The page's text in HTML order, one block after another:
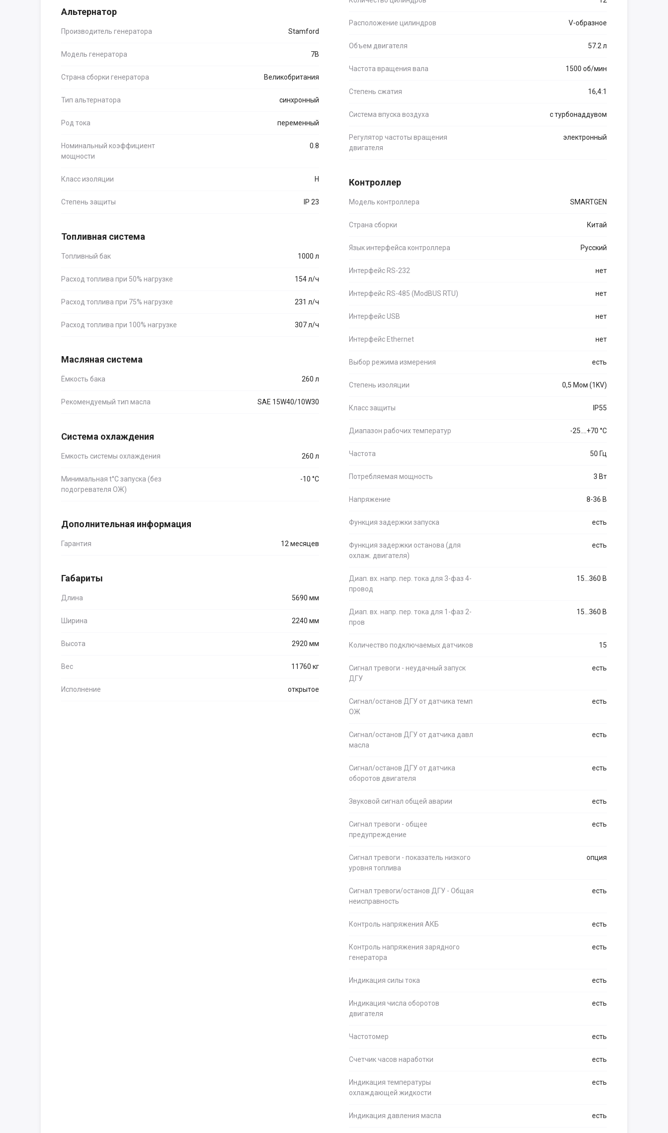
Расположение цилиндров V-образное
Объем двигателя 57.2 л
Частота вращения вала 1500 об/мин
Степень сжатия 16,4:1
Система впуска воздуха с турбонаддувом
Регулятор частоты вращения
двигателя
электронный
Альтернатор
Производитель генератора Stamford
Модель генератора 7B
Страна сборки генератора Великобритания
Тип альтернатора синхронный
Род тока переменный
Номинальный коэффициент
мощности
0.8
Класс изоляции H
Степень защиты IP 23
Контроллер
Модель контроллера SMARTGEN
Страна сборки Китай
Язык интерфейса контроллера Русский
Интерфейс RS-232 нет
Интерфейс RS-485 (ModBUS RTU) нет
Интерфейс USB нет
Интерфейс Ethernet нет
Выбор режима измерения есть
Степень изоляции 0,5 Мом (1KV)
Класс защиты IP55
Диапазон рабочих температур -25....+70 °C
Частота 50 Гц
Потребляемая мощность 3 Вт
Напряжение 8-36 В
Функция задержки запуска есть
Функция задержки останова (для
охлаж. двигателя)
есть
Диап. вх. напр. пер. тока для 3-фаз 4-
провод
15...360 В
Диап. вх. напр. пер. тока для 1-фаз 2-
пров
15...360 В
Количество подключаемых датчиков 15
Сигнал тревоги - неудачный запуск
ДГУ
есть
Сигнал/останов ДГУ от датчика темп
ОЖ
есть
Сигнал/останов ДГУ от датчика давл
масла
есть
Сигнал/останов ДГУ от датчика
оборотов двигателя
есть
Звуковой сигнал общей аварии есть
Сигнал тревоги - общее
предупреждение
есть
Сигнал тревоги - показатель низкого
уровня топлива
опция
Сигнал тревоги/останов ДГУ - Общая
неисправность
есть
Контроль напряжения АКБ есть
Контроль напряжения зарядного
генератора
есть
Индикация силы тока есть
Индикация числа оборотов
двигателя
есть
Частотомер есть
Счетчик часов наработки есть
Индикация температуры
охлаждающей жидкости
есть
Индикация давления масла есть
Топливная система
Топливный бак 1000 л
Расход топлива при 50% нагрузке 154 л/ч
Расход топлива при 75% нагрузке 231 л/ч
Расход топлива при 100% нагрузке 307 л/ч
Масляная система
Ёмкость бака 260 л
Рекомендуемый тип масла SAE 15W40/10W30
Система охлаждения
Емкость системы охлаждения 260 л
Минимальная t°С запуска (без
подогревателя ОЖ)
-10 °С
Дополнительная информация
Гарантия 12 месяцев
Габариты
Длина 5690 мм
Ширина 2240 мм
Высота 2920 мм
Вес 11760 кг
Исполнение открытое